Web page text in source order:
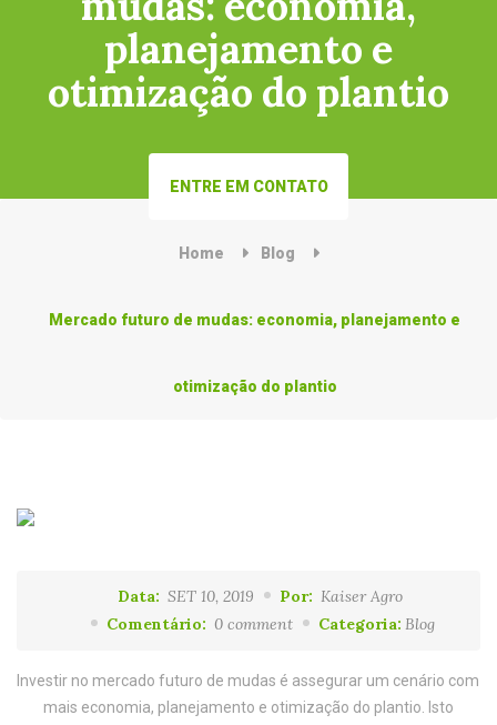
planejamento e
otimização do plantio
ENTRE EM CONTATO
Home Blog
Mercado futuro de mudas: economia, planejamento e
otimização do plantio
Data: SET 10, 2019 Por: Kaiser Agro
Comentário: 0 comment Categoria: Blog
Investir no mercado futuro de mudas é assegurar um cenário com
mais economia, planejamento e otimização do plantio. Isto